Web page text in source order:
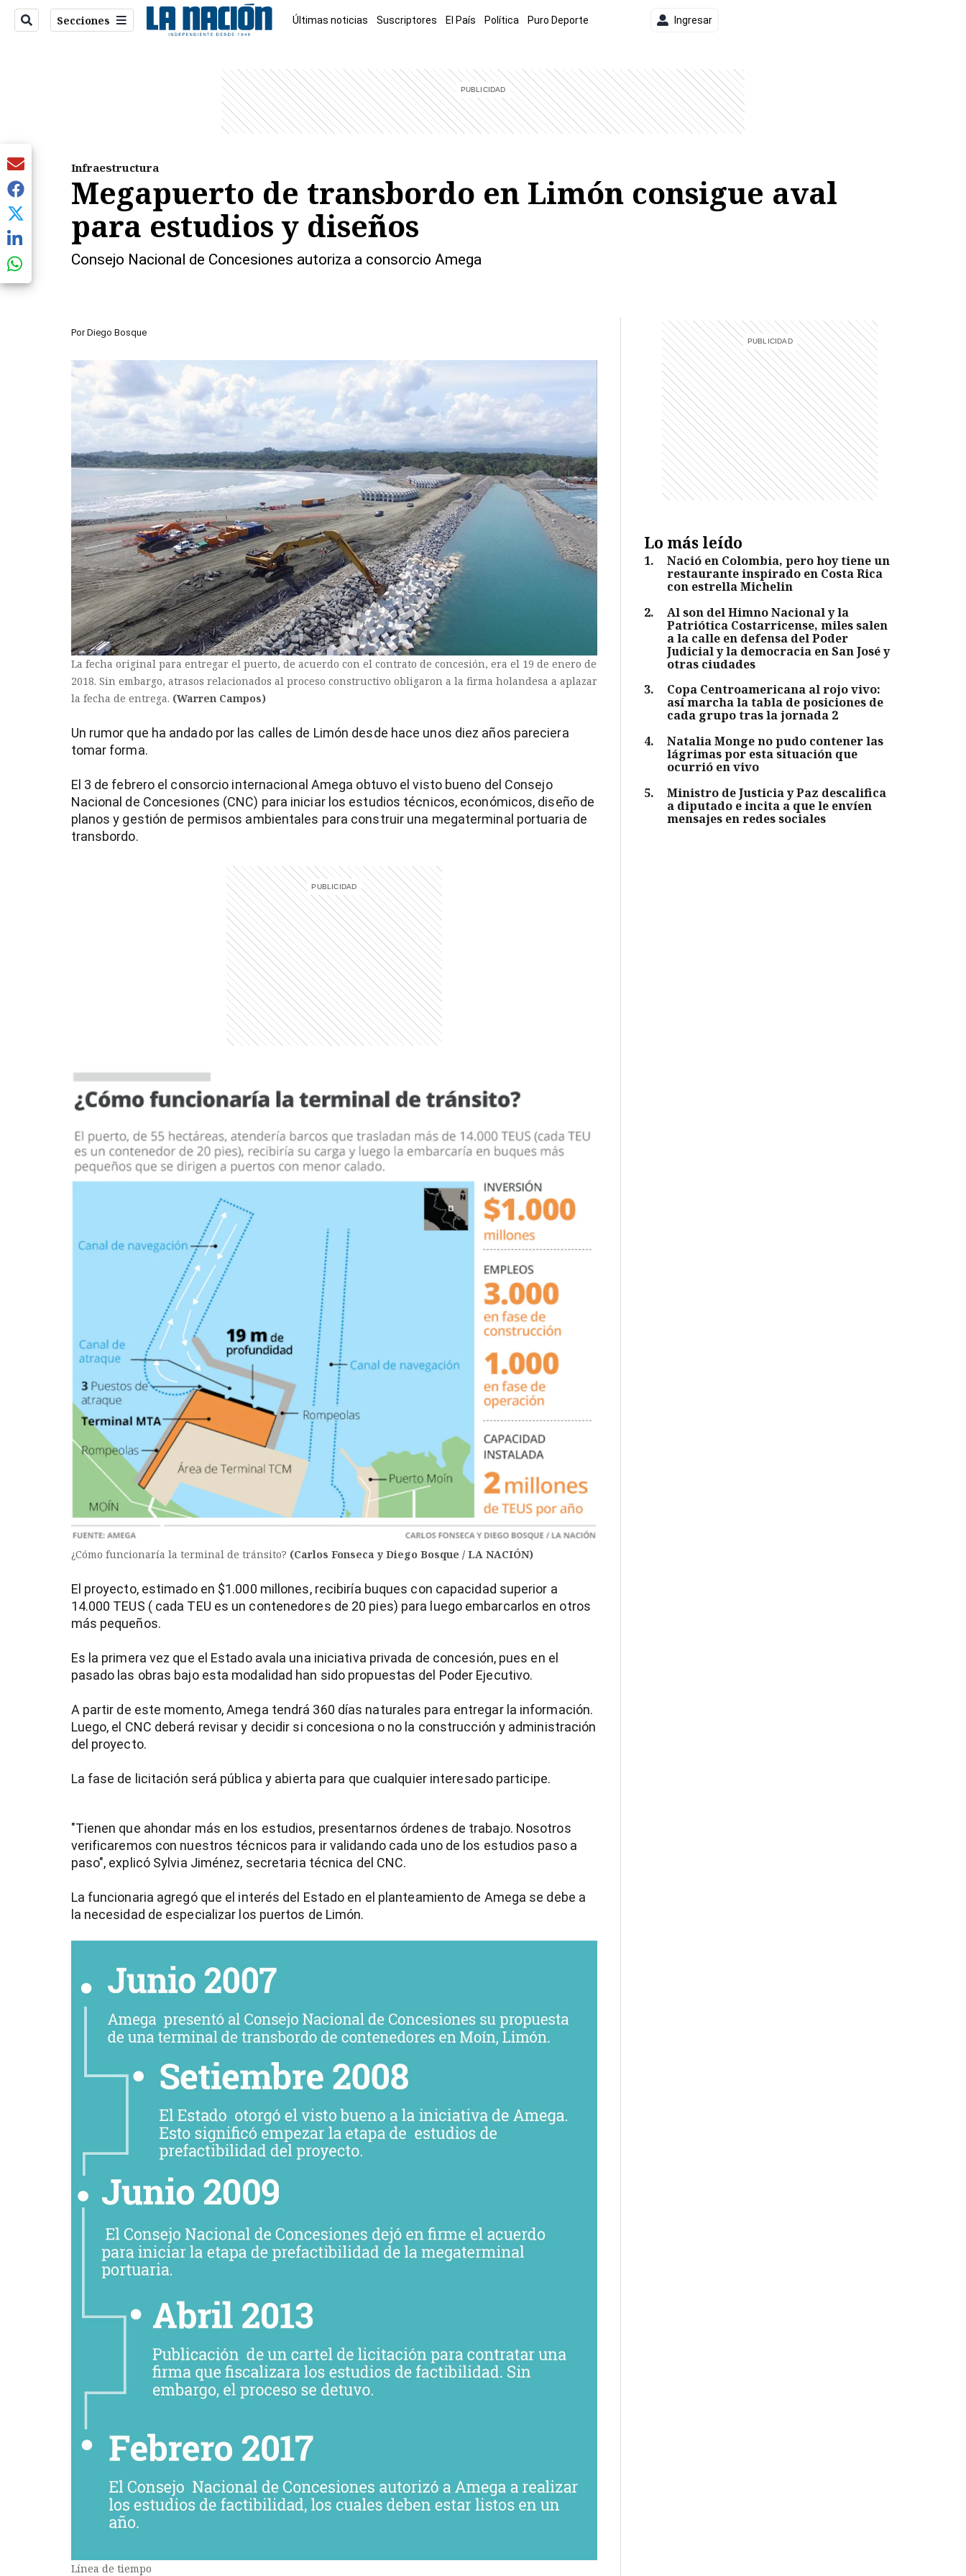
Secciones Últimas noticias Suscriptores El País Política Puro Deporte Ingresar
Infraestructura
Megapuerto de transbordo en Limón consigue aval
para estudios y diseños
Consejo Nacional de Concesiones autoriza a consorcio Amega
Por Diego Bosque
La fecha original para entregar el puerto, de acuerdo con el contrato de concesión, era el 19 de enero de
2018. Sin embargo, atrasos relacionados al proceso constructivo obligaron a la firma holandesa a aplazar
la fecha de entrega. (Warren Campos)
Un rumor que ha andado por las calles de Limón desde hace unos diez años pareciera
tomar forma.
El 3 de febrero el consorcio internacional Amega obtuvo el visto bueno del Consejo
Nacional de Concesiones (CNC) para iniciar los estudios técnicos, económicos, diseño de
planos y gestión de permisos ambientales para construir una megaterminal portuaria de
transbordo.
¿Cómo funcionaría la terminal de tránsito? (Carlos Fonseca y Diego Bosque / LA NACIÓN)
El proyecto, estimado en $1.000 millones, recibiría buques con capacidad superior a
14.000 TEUS ( cada TEU es un contenedores de 20 pies) para luego embarcarlos en otros
más pequeños.
Es la primera vez que el Estado avala una iniciativa privada de concesión, pues en el
pasado las obras bajo esta modalidad han sido propuestas del Poder Ejecutivo.
A partir de este momento, Amega tendrá 360 días naturales para entregar la información.
Luego, el CNC deberá revisar y decidir si concesiona o no la construcción y administración
del proyecto.
La fase de licitación será pública y abierta para que cualquier interesado participe.
"Tienen que ahondar más en los estudios, presentarnos órdenes de trabajo. Nosotros
verificaremos con nuestros técnicos para ir validando cada uno de los estudios paso a
paso", explicó Sylvia Jiménez, secretaria técnica del CNC.
La funcionaria agregó que el interés del Estado en el planteamiento de Amega se debe a
la necesidad de especializar los puertos de Limón.
Línea de tiempo
Lo más leído
1.
Nació en Colombia, pero hoy tiene un
restaurante inspirado en Costa Rica
con estrella Michelin
2.
Al son del Himno Nacional y la
Patriótica Costarricense, miles salen
a la calle en defensa del Poder
Judicial y la democracia en San José y
otras ciudades
3.
Copa Centroamericana al rojo vivo:
así marcha la tabla de posiciones de
cada grupo tras la jornada 2
4.
Natalia Monge no pudo contener las
lágrimas por esta situación que
ocurrió en vivo
5.
Ministro de Justicia y Paz descalifica
a diputado e incita a que le envíen
mensajes en redes sociales